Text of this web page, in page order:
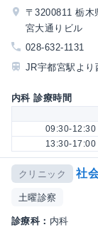
〒3200811 栃木
宮大通りビル
028-632-1131
JR宇都宮駅より
内科 診療時間
09:30-12:30
13:30-17:00
クリニック 社
土曜診察
診療科： 内科